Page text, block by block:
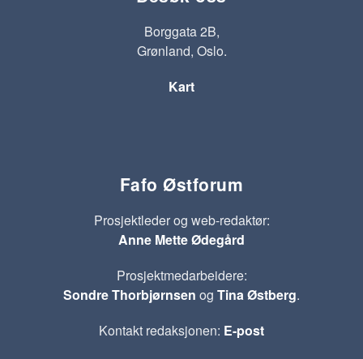
Borggata 2B,
Grønland, Oslo.
Kart
Fafo Østforum
Prosjektleder og web-redaktør:
Anne Mette Ødegård
Prosjektmedarbeidere:
Sondre Thorbjørnsen og Tina Østberg.
Kontakt redaksjonen: E-post